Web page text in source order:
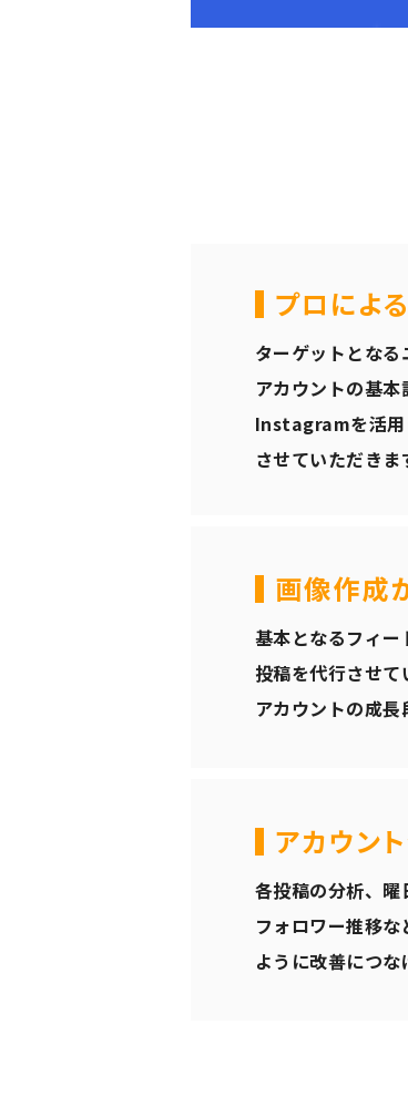
プロによ
ターゲットとなる
アカウントの基本
Instagramを活用
させていただきま
画像作成
基本となるフィ
投稿を代行させて
アカウントの成長
アカウン
各投稿の分析、曜
フォロワー推移
ように改善につな